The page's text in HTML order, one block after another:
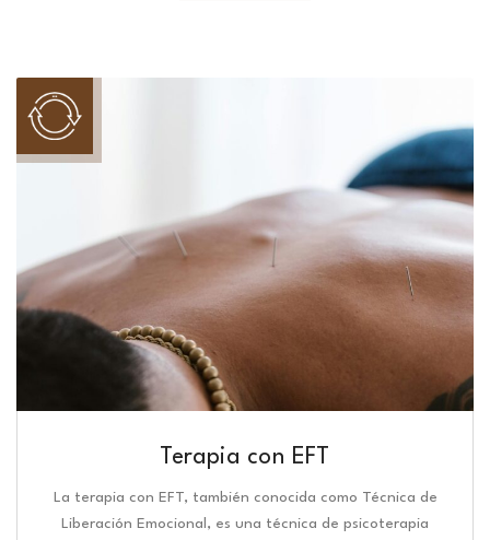
Terapia con EFT
La terapia con EFT, también conocida como Técnica de
Liberación Emocional, es una técnica de psicoterapia